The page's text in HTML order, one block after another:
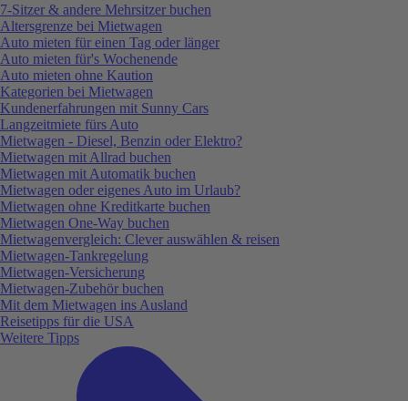
7-Sitzer & andere Mehrsitzer buchen
Altersgrenze bei Mietwagen
Auto mieten für einen Tag oder länger
Auto mieten für's Wochenende
Auto mieten ohne Kaution
Kategorien bei Mietwagen
Kundenerfahrungen mit Sunny Cars
Langzeitmiete fürs Auto
Mietwagen - Diesel, Benzin oder Elektro?
Mietwagen mit Allrad buchen
Mietwagen mit Automatik buchen
Mietwagen oder eigenes Auto im Urlaub?
Mietwagen ohne Kreditkarte buchen
Mietwagen One-Way buchen
Mietwagenvergleich: Clever auswählen & reisen
Mietwagen-Tankregelung
Mietwagen-Versicherung
Mietwagen-Zubehör buchen
Mit dem Mietwagen ins Ausland
Reisetipps für die USA
Weitere Tipps